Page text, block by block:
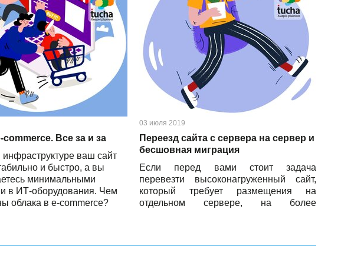
commerce. Все за и за
инфраструктуре ваш сайт
и быстро, а вы
минимальными
в ИТ-оборудования. Чем
облака в e-commerce?
03 июля 2019
Переезд сайта с сервера на сервер и
бесшовная миграция
Если перед вами стоит задача
перевезти высоконагруженный сайт,
который требует размещения на
отдельном сервере, на более